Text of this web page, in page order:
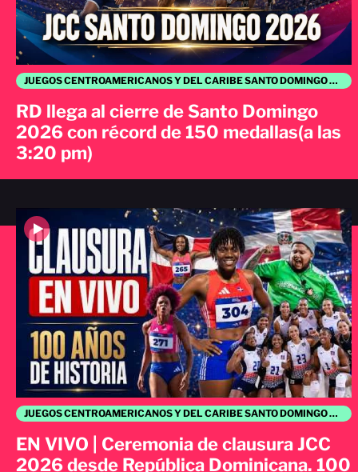
JUEGOS CENTROAMERICANOS Y DEL CARIBE SANTO DOMINGO 2026
EN VIVO | Ceremonia de clausura JCC
2026 desde República Dominicana. 100
JUEGOS CENTROAMERICANOS Y DEL CARIBE SANTO DOMINGO 2026
RD llega al cierre de Santo Domingo
2026 con récord de 150 medallas(a las
3:20 pm)